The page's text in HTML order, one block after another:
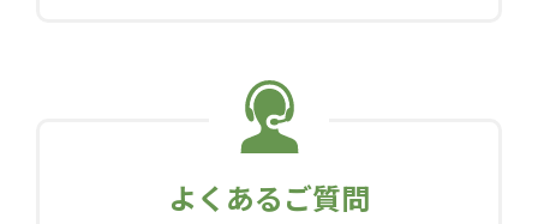
よくあるご質問